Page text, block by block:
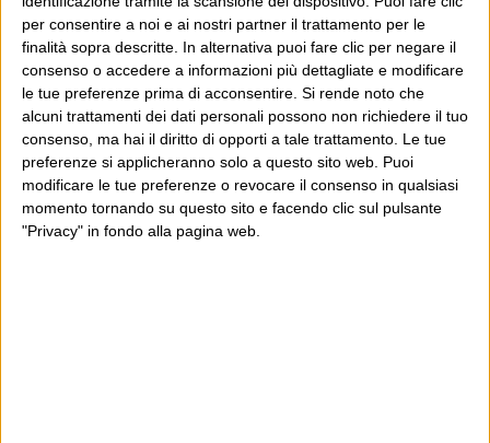
per consentire a noi e ai nostri partner il trattamento per le
finalità sopra descritte. In alternativa puoi fare clic per negare il
consenso o accedere a informazioni più dettagliate e modificare
le tue preferenze prima di acconsentire. Si rende noto che
alcuni trattamenti dei dati personali possono non richiedere il tuo
consenso, ma hai il diritto di opporti a tale trattamento. Le tue
preferenze si applicheranno solo a questo sito web. Puoi
modificare le tue preferenze o revocare il consenso in qualsiasi
momento tornando su questo sito e facendo clic sul pulsante
"Privacy" in fondo alla pagina web.
Esau Sanchez 27 Giugno 2012 at
13:43
Stalinismo, retaggio fascista,
ristoranti… Ma poi, se la biografia
era appena uscita, non stava in
bella mostra al centro del locale?